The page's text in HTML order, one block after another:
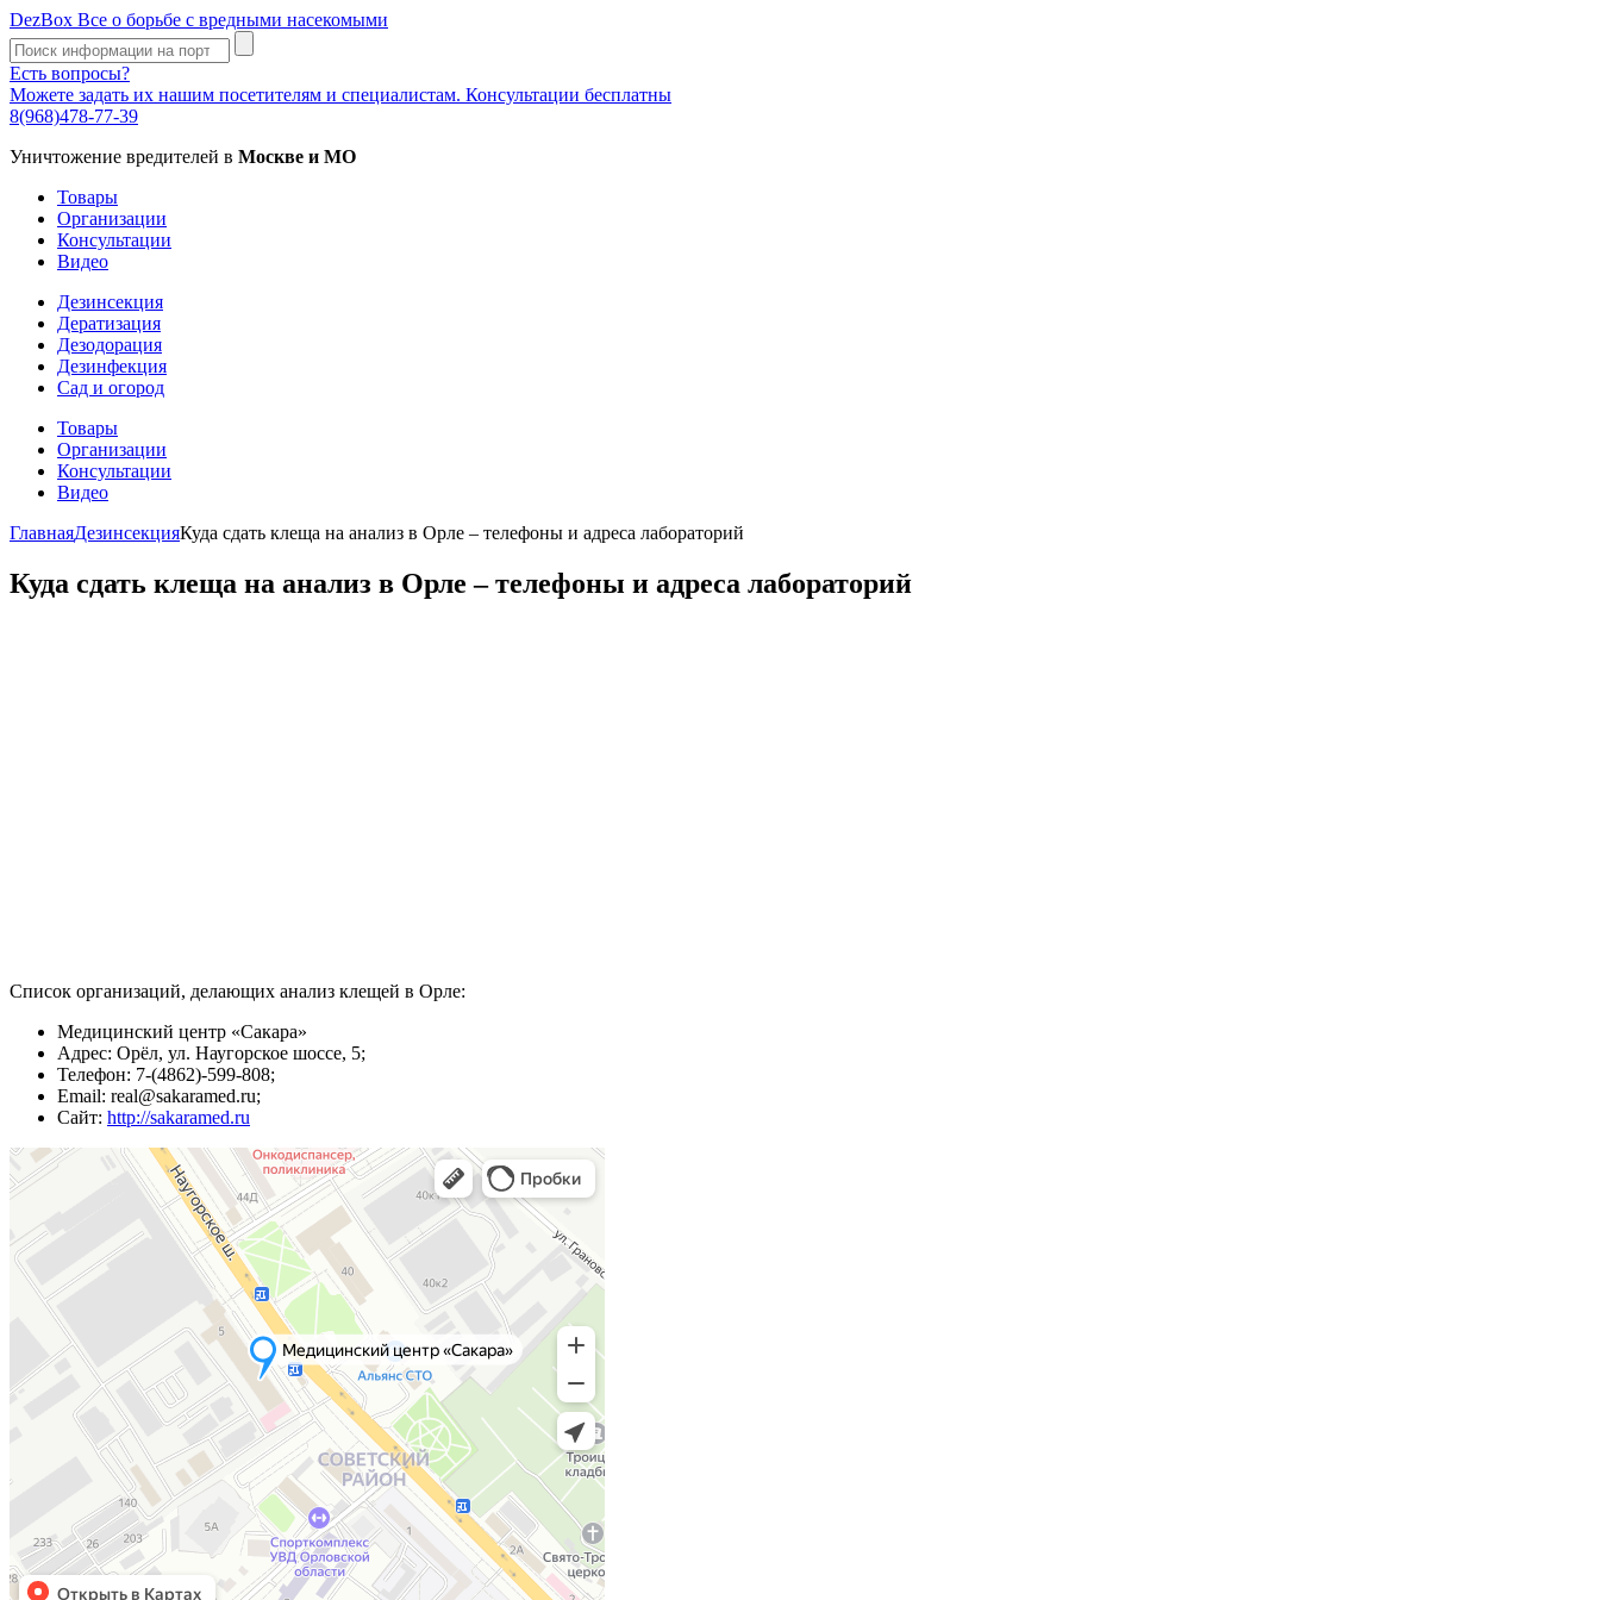
DezBox Все о борьбе с вредными насекомыми
Есть вопросы?
Можете задать их нашим посетителям и специалистам. Консультации бесплатны
8(968)478-77-39
Уничтожение вредителей в Москве и МО
Товары
Организации
Консультации
Видео
Дезинсекция
Дератизация
Дезодорация
Дезинфекция
Сад и огород
Товары
Организации
Консультации
Видео
ГлавнаяДезинсекцияКуда сдать клеща на анализ в Орле – телефоны и адреса лабораторий
Куда сдать клеща на анализ в Орле – телефоны и адреса лабораторий
Список организаций, делающих анализ клещей в Орле:
Медицинский центр «Сакара»
Адрес: Орёл, ул. Наугорское шоссе, 5;
Телефон: 7-(4862)-599-808;
Email: real@sakaramed.ru;
Сайт: http://sakaramed.ru